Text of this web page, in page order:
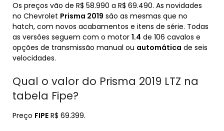
Os preços vão de R$ 58.990 a R$ 69.490. As novidades
no Chevrolet Prisma 2019 são as mesmas que no
hatch, com novos acabamentos e itens de série. Todas
as versões seguem com o motor 1.4 de 106 cavalos e
opções de transmissão manual ou automática de seis
velocidades.
Qual o valor do Prisma 2019 LTZ na
tabela Fipe?
Preço FIPE R$ 69.399.